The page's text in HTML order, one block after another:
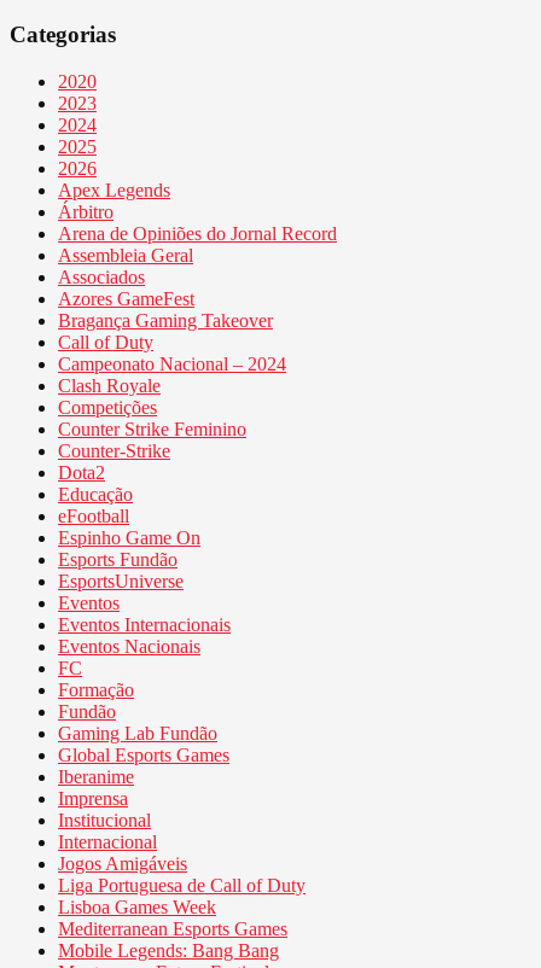
Categorias
2020
2023
2024
2025
2026
Apex Legends
Árbitro
Arena de Opiniões do Jornal Record
Assembleia Geral
Associados
Azores GameFest
Bragança Gaming Takeover
Call of Duty
Campeonato Nacional – 2024
Clash Royale
Competições
Counter Strike Feminino
Counter-Strike
Dota2
Educação
eFootball
Espinho Game On
Esports Fundão
EsportsUniverse
Eventos
Eventos Internacionais
Eventos Nacionais
FC
Formação
Fundão
Gaming Lab Fundão
Global Esports Games
Iberanime
Imprensa
Institucional
Internacional
Jogos Amigáveis
Liga Portuguesa de Call of Duty
Lisboa Games Week
Mediterranean Esports Games
Mobile Legends: Bang Bang